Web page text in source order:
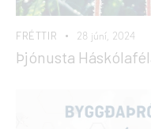
FRÉTTIR 28 júní, 2024
Þjónusta